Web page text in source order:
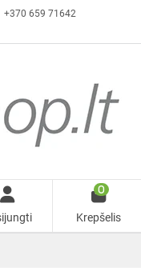
+370 659 71642
0
Krepšelis